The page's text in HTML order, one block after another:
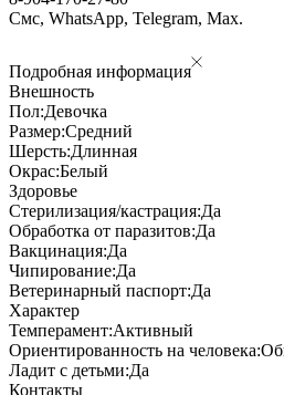
Смс, WhatsApp, Telegram, Max.
Подробная информация
Внешность
Пол:Девочка
Размер:Средний
Шерсть:Длинная
Окрас:Белый
Здоровье
Стерилизация/кастрация:Да
Обработка от паразитов:Да
Вакцинация:Да
Чипирование:Да
Ветеринарный паспорт:Да
Характер
Темперамент:Активный
Ориентированность на человека:
Ладит с детьми:Да
Контакты